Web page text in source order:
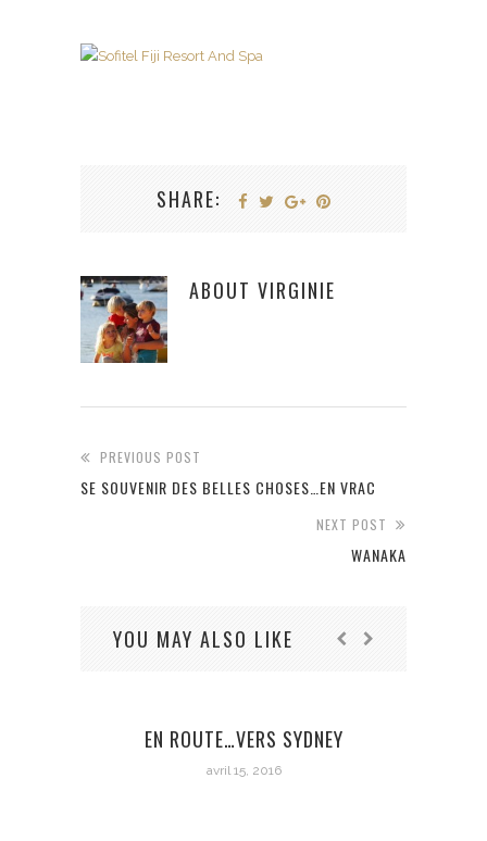
SHARE:
ABOUT VIRGINIE
PREVIOUS POST
SE SOUVENIR DES BELLES CHOSES…EN VRAC
NEXT POST
WANAKA
YOU MAY ALSO LIKE
EN ROUTE…VERS SYDNEY
avril 15, 2016